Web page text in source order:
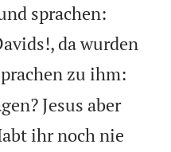
sprachen:
da wurden
zu ihm:
Jesus aber
ihr noch nie